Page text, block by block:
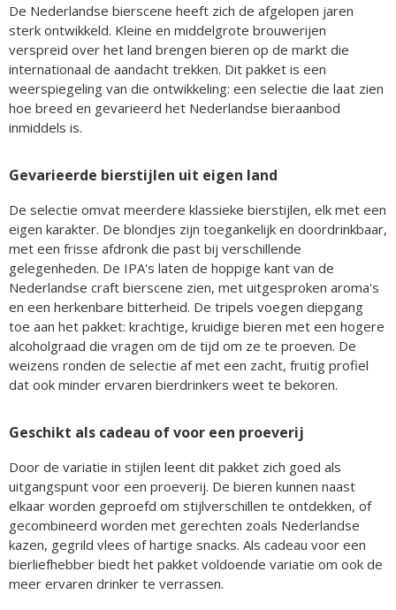
De Nederlandse bierscene heeft zich de afgelopen jaren
sterk ontwikkeld. Kleine en middelgrote brouwerijen
verspreid over het land brengen bieren op de markt die
internationaal de aandacht trekken. Dit pakket is een
weerspiegeling van die ontwikkeling: een selectie die laat zien
hoe breed en gevarieerd het Nederlandse bieraanbod
inmiddels is.
Gevarieerde bierstijlen uit eigen land
De selectie omvat meerdere klassieke bierstijlen, elk met een
eigen karakter. De blondjes zijn toegankelijk en doordrinkbaar,
met een frisse afdronk die past bij verschillende
gelegenheden. De IPA's laten de hoppige kant van de
Nederlandse craft bierscene zien, met uitgesproken aroma's
en een herkenbare bitterheid. De tripels voegen diepgang
toe aan het pakket: krachtige, kruidige bieren met een hogere
alcoholgraad die vragen om de tijd om ze te proeven. De
weizens ronden de selectie af met een zacht, fruitig profiel
dat ook minder ervaren bierdrinkers weet te bekoren.
Geschikt als cadeau of voor een proeverij
Door de variatie in stijlen leent dit pakket zich goed als
uitgangspunt voor een proeverij. De bieren kunnen naast
elkaar worden geproefd om stijlverschillen te ontdekken, of
gecombineerd worden met gerechten zoals Nederlandse
kazen, gegrild vlees of hartige snacks. Als cadeau voor een
bierliefhebber biedt het pakket voldoende variatie om ook de
meer ervaren drinker te verrassen.